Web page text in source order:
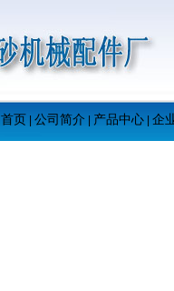
首页 公司简介 产品中心| 企